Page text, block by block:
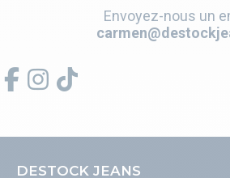
Envoyez-nous un
DESTOCK JEANS